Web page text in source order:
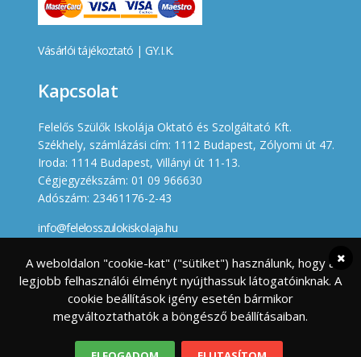
Vásárlói tájékoztató | GY.I.K.
Kapcsolat
Felelős Szülők Iskolája Oktató és Szolgáltató Kft.
Székhely, számlázási cím: 1112 Budapest, Zólyomi út 47.
Iroda: 1114 Budapest, Villányi út 11-13.
Cégjegyzékszám: 01 09 966630
Adószám: 23461176-2-43
info@felelosszulokiskolaja.hu
A weboldalon "cookie-kat" ("sütiket") használunk, hogy a
legjobb felhasználói élményt nyújthassuk látogatóinknak. A
cookie beállítások igény esetén bármikor
megváltoztathatók a böngésző beállításaiban.